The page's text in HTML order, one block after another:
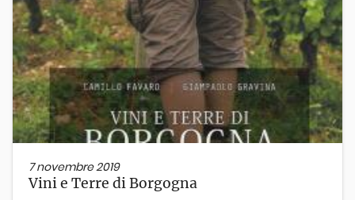
7 novembre 2019
Vini e Terre di Borgogna